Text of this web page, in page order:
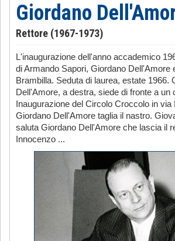
Giordano
Rettore (1967-1973)
L'inaugurazione dell'anno accademico
di Armando Sapori, Giordano Dell'Amore
Brambilla. Seduta di laurea, estate 1966.
Dell'Amore, a destra, siede di fronte a un
Inaugurazione del Circolo Croccolo in via
Giordano Dell'Amore taglia il nastro.
saluta Giordano Dell'Amore che lascia il
Innocenzo ...